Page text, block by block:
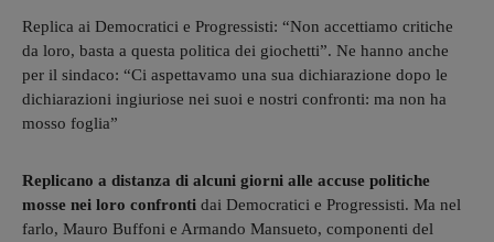
Replica ai Democratici e Progressisti: “Non accettiamo critiche
da loro, basta a questa politica dei giochetti”. Ne hanno anche
per il sindaco: “Ci aspettavamo una sua dichiarazione dopo le
dichiarazioni ingiuriose nei suoi e nostri confronti: ma non ha
mosso foglia”
Replicano a distanza di alcuni giorni alle accuse politiche
mosse nei loro confronti dai Democratici e Progressisti. Ma nel
farlo, Mauro Buffoni e Armando Mansueto, componenti del